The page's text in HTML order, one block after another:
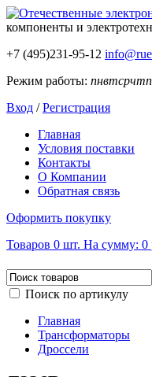
компоненты и
+7 (495)231-95-12
Режим работы: пнвтсрчт
Вход /Регистрация
Главная
Условия поставки
Контакты
О Компании
Обратная связь
Оформить покупку
Товаров 0 шт. На сумму: 0
Поиск по артикулу
Главная
Трансформаторы
Дроссели